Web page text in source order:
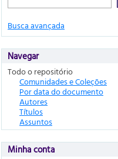
Busca avançada
Navegar
Todo o repositório
Comunidades e Coleções
Por data do documento
Autores
Títulos
Assuntos
Minha conta